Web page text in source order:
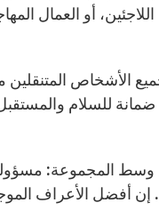
أو العمال
للسلام
المجموعة: مسؤولية
أفضل الأعراف